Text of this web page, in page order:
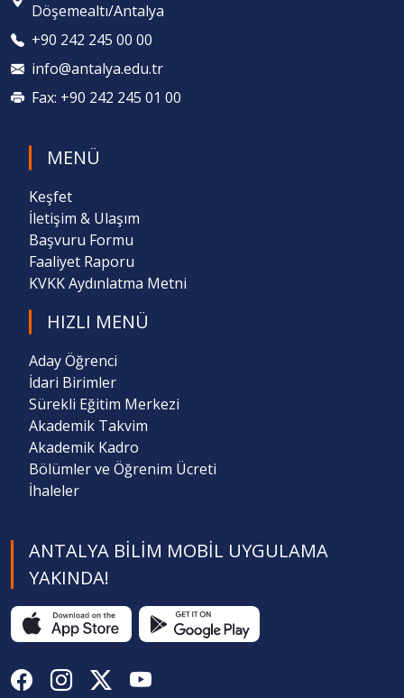
Döşemealtı/Antalya
+90 242 245 00 00
info@antalya.edu.tr
Fax: +90 242 245 01 00
MENÜ
Keşfet
İletişim & Ulaşım
Başvuru Formu
Faaliyet Raporu
KVKK Aydınlatma Metni
HIZLI MENÜ
Aday Öğrenci
İdari Birimler
Sürekli Eğitim Merkezi
Akademik Takvim
Akademik Kadro
Bölümler ve Öğrenim Ücreti
İhaleler
ANTALYA BILIM MOBIL UYGULAMA
YAKINDA!